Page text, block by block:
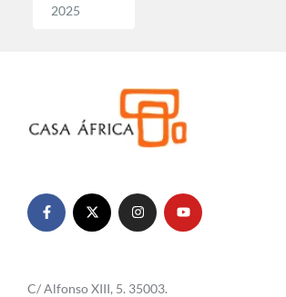
2025
C/ Alfonso XIII, 5. 35003.